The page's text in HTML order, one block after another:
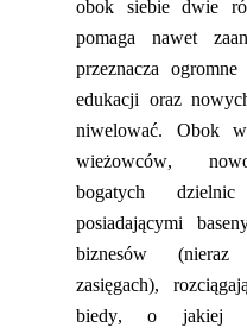
obok siebie dwie
pomaga nawet
przeznacza
edukacji oraz
niwelować. Obok
wieżowców,
bogatych
posiadającymi
biznesów (nieraz
zasięgach),
biedy, o